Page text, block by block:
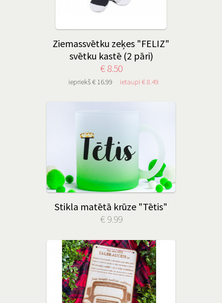
Ziemassvētku zeķes "FELIZ"
svētku kastē (2 pāri)
€ 8.50
iepriekš € 16.99 ietaupi € 8.49
Stikla matētā krūze "Tētis"
€ 9.99